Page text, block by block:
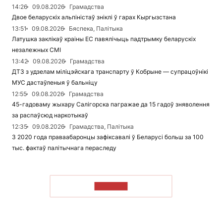
14:26
09.08.2026
Грамадства
Двое беларускіх альпіністаў зніклі ў гарах Кыргызстана
13:51
09.08.2026
Бяспека, Палітыка
Латушка заклікаў краіны ЕС павялічыць падтрымку беларускіх
незалежных СМІ
13:42
09.08.2026
Грамадства
ДТЗ з удзелам міліцэйскага транспарту ў Кобрыне — супрацоўнікі
МУС дастаўленыя ў бальніцу
12:55
09.08.2026
Грамадства
45-гадоваму жыхару Салігорска пагражае да 15 гадоў зняволення
за распаўсюд наркотыкаў
12:35
09.08.2026
Грамадства, Палітыка
З 2020 года праваабаронцы зафіксавалі ў Беларусі больш за 100
тыс. фактаў палітычнага пераследу